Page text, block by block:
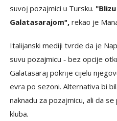
suvoj pozajmici u Tursku.
Galatasarajom", rekao je
Italijanski mediji tvrde da je
suvu pozajmicu - bez opcije
Galatasaraj pokrije cijelu
evra po sezoni. Alternativa bi
naknadu za pozajmicu, ali da
kluba.